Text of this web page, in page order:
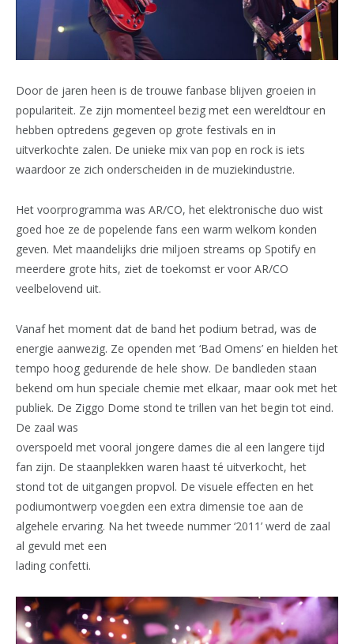
Door de jaren heen is de trouwe fanbase blijven groeien in
populariteit. Ze zijn momenteel bezig met een wereldtour en
hebben optredens gegeven op grote festivals en in
uitverkochte zalen. De unieke mix van pop en rock is iets
waardoor ze zich onderscheiden in de muziekindustrie.
Het voorprogramma was AR/CO, het elektronische duo wist
goed hoe ze de popelende fans een warm welkom konden
geven. Met maandelijks drie miljoen streams op Spotify en
meerdere grote hits, ziet de toekomst er voor AR/CO
veelbelovend uit.
Vanaf het moment dat de band het podium betrad, was de
energie aanwezig. Ze openden met ‘Bad Omens’ en hielden het
tempo hoog gedurende de hele show. De bandleden staan
bekend om hun speciale chemie met elkaar, maar ook met het
publiek. De Ziggo Dome stond te trillen van het begin tot eind.
De zaal was
overspoeld met vooral jongere dames die al een langere tijd
fan zijn. De staanplekken waren haast té uitverkocht, het
stond tot de uitgangen propvol. De visuele effecten en het
podiumontwerp voegden een extra dimensie toe aan de
algehele ervaring. Na het tweede nummer ‘2011’ werd de zaal
al gevuld met een
lading confetti.